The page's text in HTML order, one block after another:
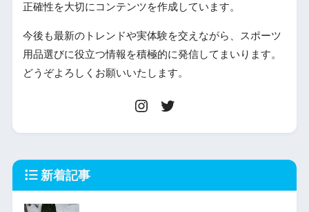
正確性を大切にコンテンツを作成しています。
今後も最新のトレンドや実体験を交えながら、スポーツ
用品選びに役立つ情報を積極的に発信してまいります。
どうぞよろしくお願いいたします。
新着記事